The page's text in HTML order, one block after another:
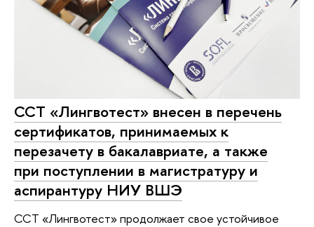
ССТ «Лингвотест» внесен в перечень
сертификатов, принимаемых к
перезачету в бакалавриате, а также
при поступлении в магистратуру и
аспирантуру НИУ ВШЭ
ССТ «Лингвотест» продолжает свое устойчивое